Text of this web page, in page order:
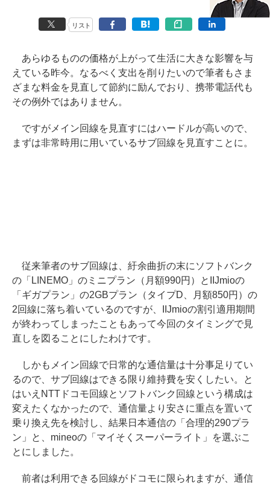
リスト
あらゆるものの価格が上がって生活に大きな影響を与
えている昨今。なるべく支出を削りたいので筆者もさま
ざまな料金を見直して節約に励んでおり、携帯電話代も
その例外ではありません。
ですがメイン回線を見直すにはハードルが高いので、
まずは非常時用に用いているサブ回線を見直すことに。
従来筆者のサブ回線は、紆余曲折の末にソフトバンク
の「LINEMO」のミニプラン（月額990円）とIIJmioの
「ギガプラン」の2GBプラン（タイプD、月額850円）の
2回線に落ち着いているのですが、IIJmioの割引適用期間
が終わってしまったこともあって今回のタイミングで見
直しを図ることにしたわけです。
しかもメイン回線で日常的な通信量は十分事足りてい
るので、サブ回線はできる限り維持費を安くしたい。と
はいえNTTドコモ回線とソフトバンク回線という構成は
変えたくなかったので、通信量より安さに重点を置いて
乗り換え先を検討し、結果日本通信の「合理的290プラ
ン」と、mineoの「マイそくスーパーライト」を選ぶこ
とにしました。
前者は利用できる回線がドコモに限られますが、通信